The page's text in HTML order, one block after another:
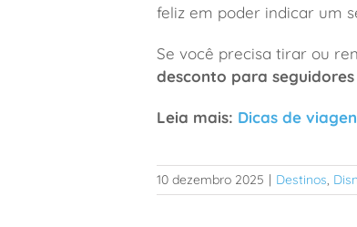
feliz em poder indicar um
Se você precisa tirar ou
desconto para seguidores
Leia mais: Dicas de
10 dezembro 2025 | Destinos,